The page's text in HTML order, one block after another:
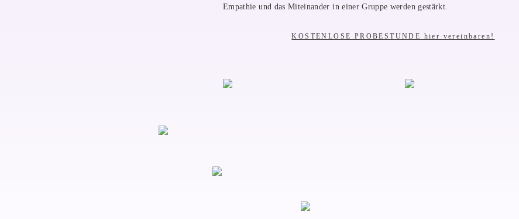
Empathie und das Miteinander in einer Gruppe werden gestärkt.
KOSTENLOSE PROBESTUNDE hier vereinbaren!